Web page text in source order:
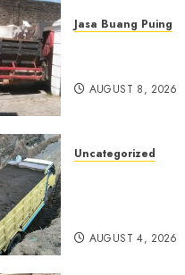
Jasa Buang Puing
AUGUST 8, 2026
Uncategorized
AUGUST 4, 2026